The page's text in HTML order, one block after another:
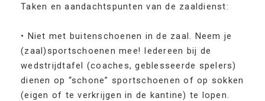
Taken en aandachtspunten van de zaaldienst:
• Niet met buitenschoenen in de zaal. Neem je
(zaal)sportschoenen mee! Iedereen bij de
wedstrijdtafel (coaches, geblesseerde spelers)
dienen op “schone” sportschoenen of op sokken
(eigen of te verkrijgen in de kantine) te lopen.